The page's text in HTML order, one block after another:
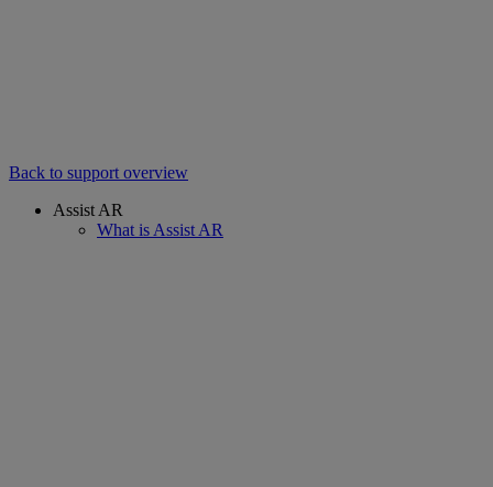
Back to support overview
Assist AR
What is Assist AR